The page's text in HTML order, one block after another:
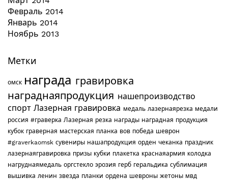
Февраль 2014
Январь 2014
Ноябрь 2013
Метки
омск награда гравировка
награднаяпродукция нашепроизводство
спорт Лазерная гравировка медаль лазернаярезка медали
россия #граверка Лазерная резка награды наградная продукция
кубок граверная мастерская планка вов победа шеврон
#graverkaomsk сувениры нашапродукция орден чеканка праздник
лазернаягравировка призы кубки плакетка краснаяармия колодка
нагруднаямедаль оргстекло эрозия герб геральдика сублимация
вышивка ленин звезда планки ордена шевроны жетоны мвд